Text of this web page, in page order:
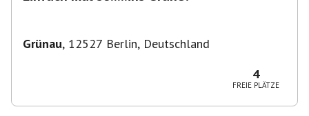
Grünau, 12527 Berlin, Deutschland
4
FREIE PLÄTZE